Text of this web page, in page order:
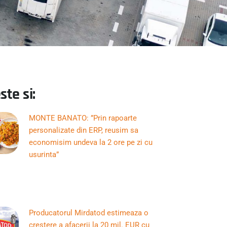
si:
MONTE BANATO: ”Prin rapoarte
personalizate din ERP, reusim sa
economisim undeva la 2 ore pe zi cu
usurinta”
Producatorul Mirdatod estimeaza o
crestere a afacerii la 20 mil. EUR cu